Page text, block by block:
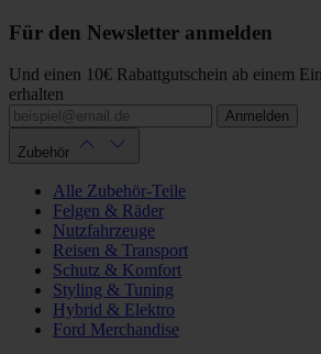
Für den Newsletter anmelden
Und einen 10€ Rabattgutschein ab einem
erhalten
Anmelden
Zubehör
Alle Zubehör-Teile
Felgen & Räder
Nutzfahrzeuge
Reisen & Transport
Schutz & Komfort
Styling & Tuning
Hybrid & Elektro
Ford Merchandise